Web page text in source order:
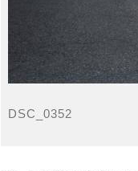
DSC_0352